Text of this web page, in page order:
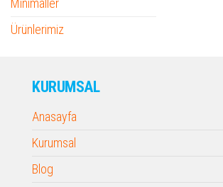
Minimaller
Ürünlerimiz
KURUMSAL
Anasayfa
Kurumsal
Blog